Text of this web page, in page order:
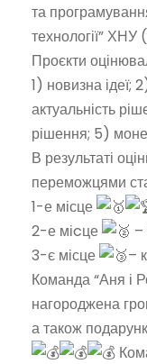
та
технології” ХНУ
Проєкти
1) новизна ідеї;
актуальність
рішення; 5)
В результаті
переможцями
1-е місце
2-е міcце
–
3-є місце
–
Команда “Аня і
нагороджена
а також